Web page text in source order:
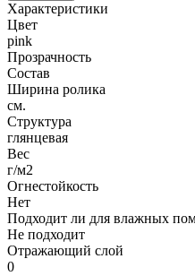
Характеристики
Цвет
pink
Прозрачность
Состав
Ширина ролика
см.
Структура
глянцевая
Вес
г/м2
Огнестойкость
Нет
Подходит ли для влажных
Не подходит
Отражающий слой
0